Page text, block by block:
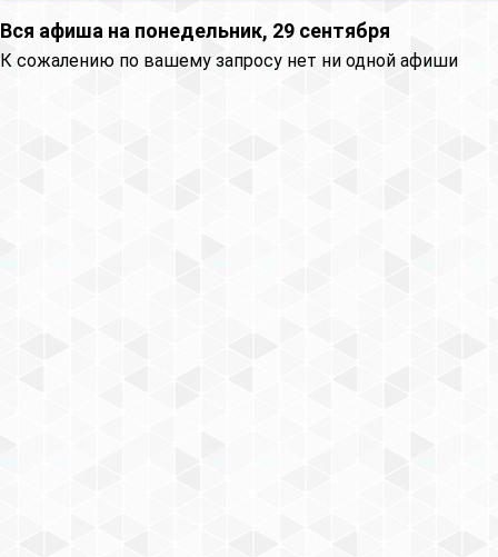
Вся афиша на понедельник, 29 сентября
К сожалению по вашему запросу нет ни одной афиши